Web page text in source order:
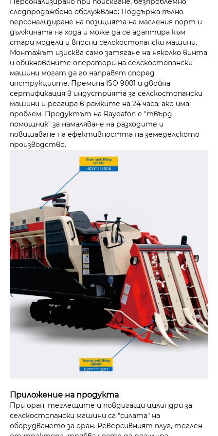
следпродажбено обслужване: Поддържа пълно
персонализиране на позицията на масления порт и
дължината на хода и може да се адаптира към
стари модели и вносни селскостопански машини.
Монтажът изисква само затягане на няколко винта
и обикновените оператори на селскостопански
машини могат да го направят според
инструкциите. Премина ISO 9001 и двойна
сертификация в индустрията за селскостопански
машини и реагира в рамките на 24 часа, ако има
проблем. Продуктът на Raydafon е "твърд
помощник" за намаляване на разходите и
повишаване на ефективността на земеделското
производство.
Приложение на продукта
При оран, теглещите и повдигащи цилиндри за
селскостопански машини са "силата" на
оборудването за оран. Реверсивният плуг, теглен